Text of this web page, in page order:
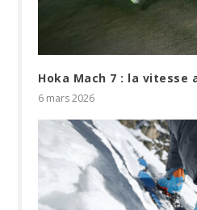
Hoka Mach 7 : la vitesse
6 mars 2026